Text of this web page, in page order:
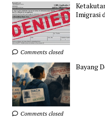
Imigrasi
Comments closed
Bayang
Comments closed